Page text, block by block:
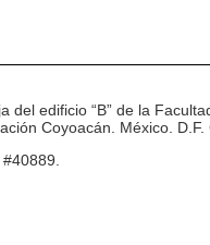
edificio “B” de la
Coyoacán. México. D.F.